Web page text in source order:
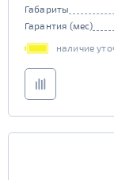
Габариты
Гарантия (мес)
наличие